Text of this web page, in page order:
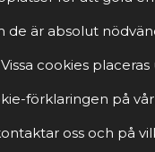
är absolut
cookies
förklaringen på
oss och på